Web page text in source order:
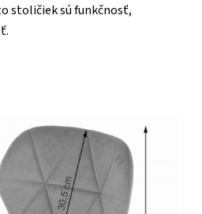
stoličiek sú funkčnosť,